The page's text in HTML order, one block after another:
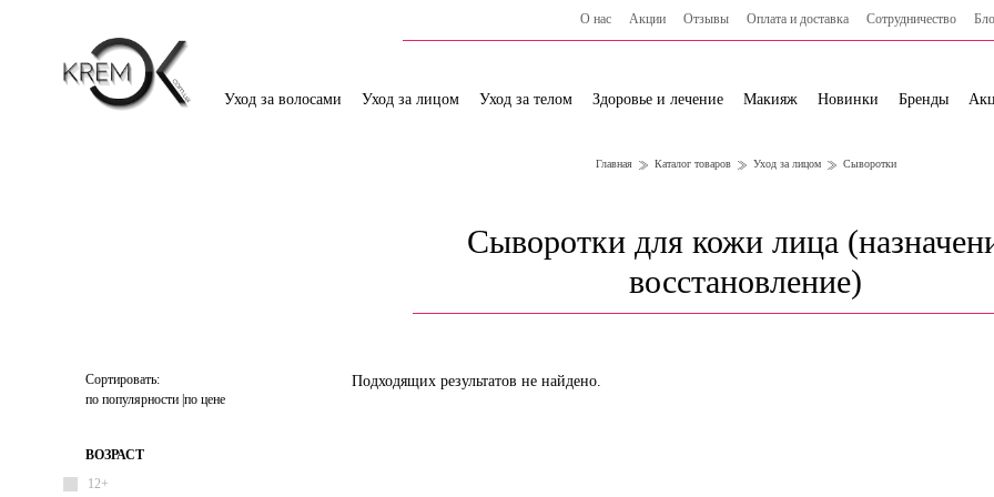
О нас Акции Отзывы Оплата и доставка Сотрудничество
Уход за волосами Уход за лицом Уход за телом Здоровье и лечение Макияж Новинки Бренды
Главная Каталог товаров Уход за лицом Сыворотки
Сыворотки для кожи лица
восстановление)
Сортировать:
по популярности по цене
ВОЗРАСТ
12+
Подходящих результатов не найдено.